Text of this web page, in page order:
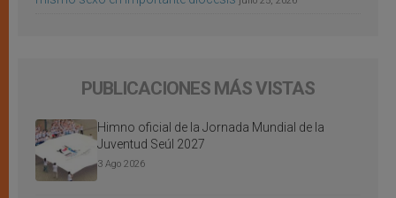
PUBLICACIONES MÁS VISTAS
Himno oficial de la Jornada Mundial de la
Juventud Seúl 2027
3 Ago 2026